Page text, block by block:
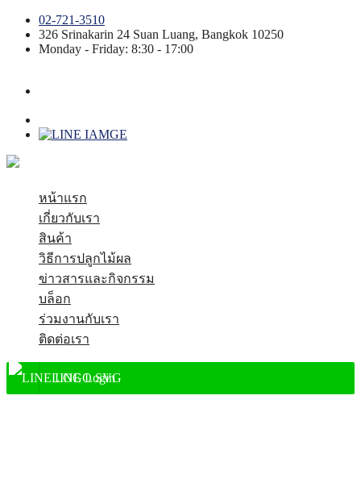
02-721-3510
326 Srinakarin 24 Suan Luang, Bangkok 10250
Monday - Friday: 8:30 - 17:00
หน้าแรก
เกี่ยวกับเรา
สินค้า
วิธีการปลูกไม้ผล
ข่าวสารและกิจกรรม
บล็อก
ร่วมงานกับเรา
ติดต่อเรา
LINE Login